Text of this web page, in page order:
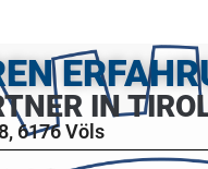
IN
6176 Völs